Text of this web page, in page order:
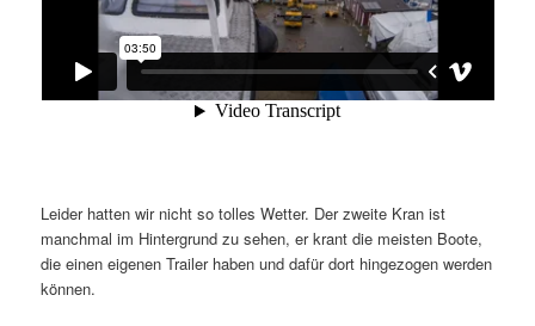
Leider hatten wir nicht so tolles Wetter. Der zweite Kran ist
manchmal im Hintergrund zu sehen, er krant die meisten Boote,
die einen eigenen Trailer haben und dafür dort hingezogen werden
können.